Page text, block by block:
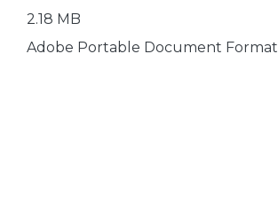
2.18 MB
Adobe Portable Document Format